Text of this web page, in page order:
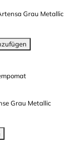
Grau Metallic
Grau Metallic